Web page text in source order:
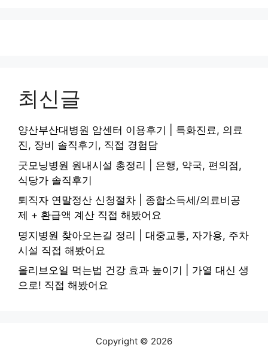
최신글
양산부산대병원 암센터 이용후기 | 특화진료, 의료
진, 장비 솔직후기, 직접 경험담
굿모닝병원 원내시설 총정리 | 은행, 약국, 편의점,
식당가 솔직후기
퇴직자 연말정산 신청절차 | 종합소득세/의료비공
제 + 환급액 계산 직접 해봤어요
명지병원 찾아오는길 정리 | 대중교통, 자가용, 주차
시설 직접 해봤어요
올리브오일 먹는법 건강 효과 높이기 | 가열 대신 생
으로! 직접 해봤어요
Copyright © 2026